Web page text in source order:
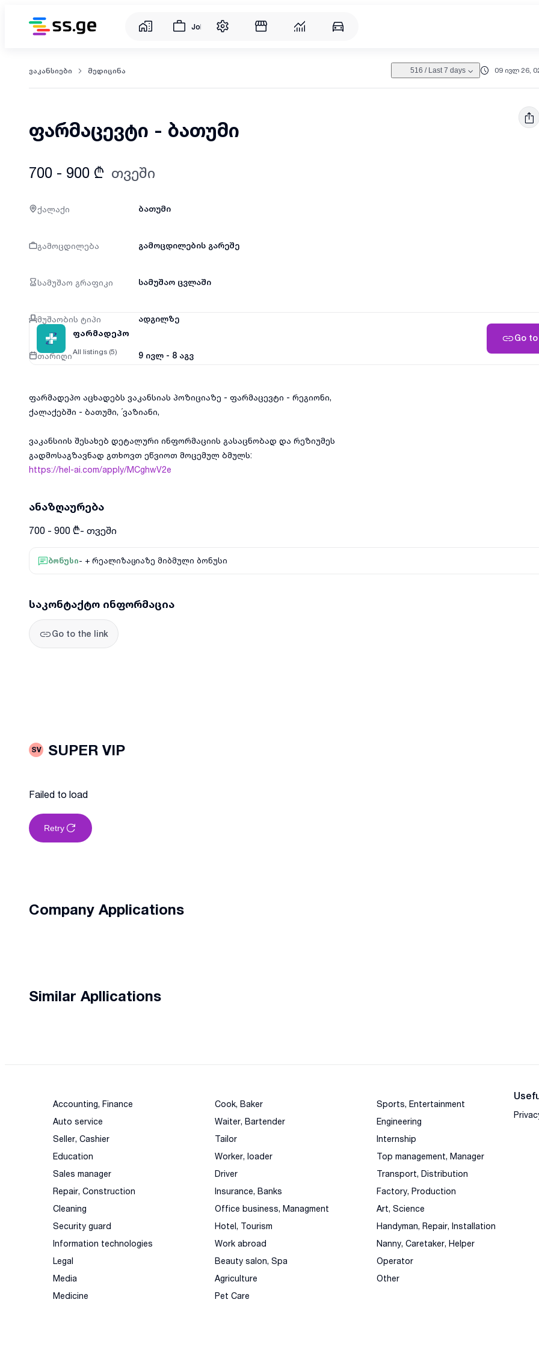
Jobs
ვაკანსიები მედიცინა 516 / Last 7 days 09 ივლ 26,
ფარმაცევტი - ბათუმი
700 - 900 ₾ თვეში
ქალაქი ბათუმი
გამოცდილება გამოცდილების გარეშე
სამუშაო გრაფიკი სამუშაო ცვლაში
მუშაობის ტიპი ადგილზე
თარიღი 9 ივლ - 8 აგვ
ფარმადეპო
All listings (5)
Go
ფარმადეპო აცხადებს ვაკანსიას პოზიციაზე - ფარმაცევტი - რეგიონი,
ქალაქებში - ბათუმი, ´ვაზიანი,
ვაკანსიის შესახებ დეტალური ინფორმაციის გასაცნობად და რეზიუმეს
გადმოსაგზავნად გთხოვთ ეწვიოთ მოცემულ ბმულს:
https://hel-ai.com/apply/MCghwV2e
ანაზღაურება
700 - 900 ₾- თვეში
ბონუსი- + რეალიზაციაზე მიბმული ბონუსი
საკონტაქტო ინფორმაცია
Go to the link
SV SUPER VIP
Failed to load
Retry
Company Applications
Similar Apllications
Accounting, Finance
Auto service
Seller, Cashier
Education
Sales manager
Repair, Construction
Cleaning
Security guard
Information technologies
Legal
Media
Medicine
Cook, Baker
Waiter, Bartender
Tailor
Worker, loader
Driver
Insurance, Banks
Office business, Managment
Hotel, Tourism
Work abroad
Beauty salon, Spa
Agriculture
Pet Care
Sports, Entertainment
Engineering
Internship
Top management, Manager
Transport, Distribution
Factory, Production
Art, Science
Handyman, Repair, Installation
Nanny, Caretaker, Helper
Operator
Other